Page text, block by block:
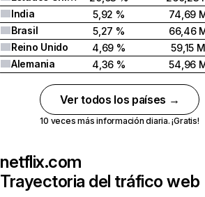
India
5,92 %
74,69
Brasil
5,27 %
66,46
Reino Unido
4,69 %
59,15 M
Alemania
4,36 % 54,96
Ver todos los países →
10 veces más información diaria. ¡Gratis!
netflix.com
Trayectoria del tráfico web